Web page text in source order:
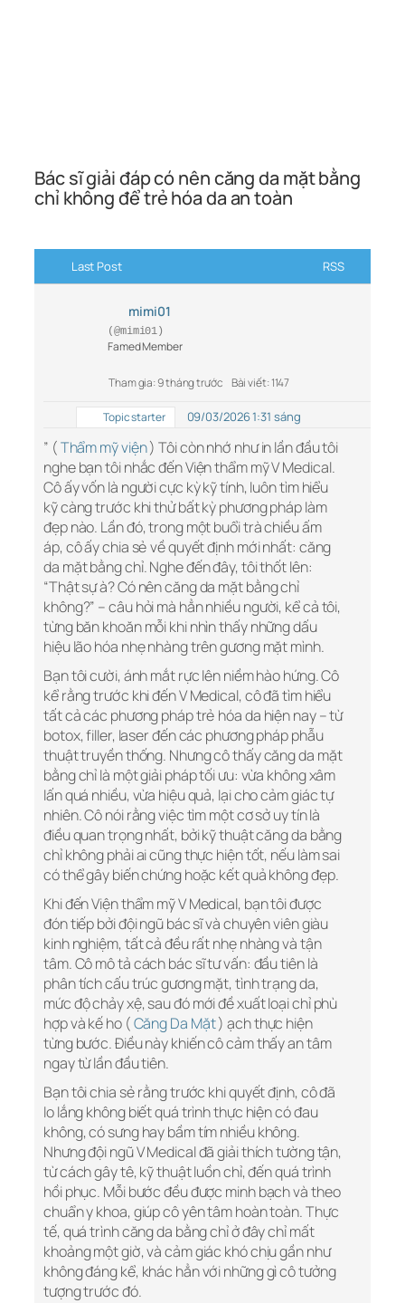
Bác sĩ giải đáp có nên căng da mặt bằng
chỉ không để trẻ hóa da an toàn
Last Post RSS
mimi01
(@mimi01)
Famed Member
Tham gia: 9 tháng trước Bài viết: 1147
Topic starter 09/03/2026 1:31 sáng
” (Thẩm mỹ viện) Tôi còn nhớ như in lần đầu tôi
nghe bạn tôi nhắc đến Viện thẩm mỹ V Medical.
Cô ấy vốn là người cực kỳ kỹ tính, luôn tìm hiểu
kỹ càng trước khi thử bất kỳ phương pháp làm
đẹp nào. Lần đó, trong một buổi trà chiều ấm
áp, cô ấy chia sẻ về quyết định mới nhất: căng
da mặt bằng chỉ. Nghe đến đây, tôi thốt lên:
“Thật sự à? Có nên căng da mặt bằng chỉ
không?” – câu hỏi mà hẳn nhiều người, kể cả tôi,
từng băn khoăn mỗi khi nhìn thấy những dấu
hiệu lão hóa nhẹ nhàng trên gương mặt mình.
Bạn tôi cười, ánh mắt rực lên niềm hào hứng. Cô
kể rằng trước khi đến V Medical, cô đã tìm hiểu
tất cả các phương pháp trẻ hóa da hiện nay – từ
botox, filler, laser đến các phương pháp phẫu
thuật truyền thống. Nhưng cô thấy căng da mặt
bằng chỉ là một giải pháp tối ưu: vừa không xâm
lấn quá nhiều, vừa hiệu quả, lại cho cảm giác tự
nhiên. Cô nói rằng việc tìm một cơ sở uy tín là
điều quan trọng nhất, bởi kỹ thuật căng da bằng
chỉ không phải ai cũng thực hiện tốt, nếu làm sai
có thể gây biến chứng hoặc kết quả không đẹp.
Khi đến Viện thẩm mỹ V Medical, bạn tôi được
đón tiếp bởi đội ngũ bác sĩ và chuyên viên giàu
kinh nghiệm, tất cả đều rất nhẹ nhàng và tận
tâm. Cô mô tả cách bác sĩ tư vấn: đầu tiên là
phân tích cấu trúc gương mặt, tình trạng da,
mức độ chảy xệ, sau đó mới đề xuất loại chỉ phù
hợp và kế ho (Căng Da Mặt) ạch thực hiện
từng bước. Điều này khiến cô cảm thấy an tâm
ngay từ lần đầu tiên.
Bạn tôi chia sẻ rằng trước khi quyết định, cô đã
lo lắng không biết quá trình thực hiện có đau
không, có sưng hay bầm tím nhiều không.
Nhưng đội ngũ V Medical đã giải thích tường tận,
từ cách gây tê, kỹ thuật luồn chỉ, đến quá trình
hồi phục. Mỗi bước đều được minh bạch và theo
chuẩn y khoa, giúp cô yên tâm hoàn toàn. Thực
tế, quá trình căng da bằng chỉ ở đây chỉ mất
khoảng một giờ, và cảm giác khó chịu gần như
không đáng kể, khác hẳn với những gì cô tưởng
tượng trước đó.